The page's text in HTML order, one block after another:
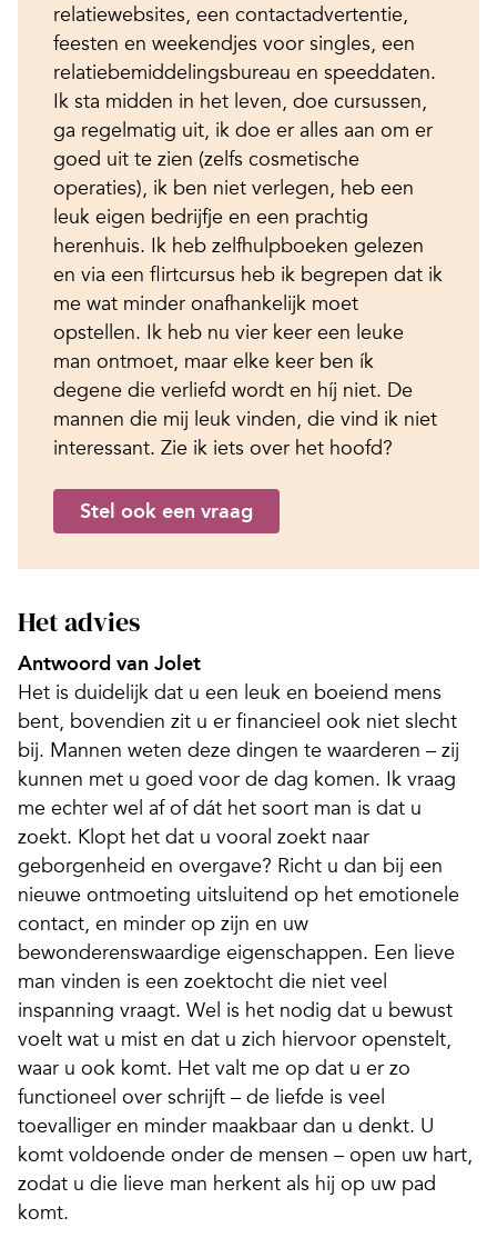
relatiewebsites, een contactadvertentie,
feesten en weekendjes voor singles, een
relatiebemiddelingsbureau en speeddaten.
Ik sta midden in het leven, doe cursussen,
ga regelmatig uit, ik doe er alles aan om er
goed uit te zien (zelfs cosmetische
operaties), ik ben niet verlegen, heb een
leuk eigen bedrijfje en een prachtig
herenhuis. Ik heb zelfhulpboeken gelezen
en via een flirtcursus heb ik begrepen dat ik
me wat minder onafhankelijk moet
opstellen. Ik heb nu vier keer een leuke
man ontmoet, maar elke keer ben ík
degene die verliefd wordt en híj niet. De
mannen die mij leuk vinden, die vind ik niet
interessant. Zie ik iets over het hoofd?
Stel ook een vraag
Het advies
Antwoord van Jolet
Het is duidelijk dat u een leuk en boeiend mens
bent, bovendien zit u er financieel ook niet slecht
bij. Mannen weten deze dingen te waarderen – zij
kunnen met u goed voor de dag komen. Ik vraag
me echter wel af of dát het soort man is dat u
zoekt. Klopt het dat u vooral zoekt naar
geborgenheid en overgave? Richt u dan bij een
nieuwe ontmoeting uitsluitend op het emotionele
contact, en minder op zijn en uw
bewonderenswaardige eigenschappen. Een lieve
man vinden is een zoektocht die niet veel
inspanning vraagt. Wel is het nodig dat u bewust
voelt wat u mist en dat u zich hiervoor openstelt,
waar u ook komt. Het valt me op dat u er zo
functioneel over schrijft – de liefde is veel
toevalliger en minder maakbaar dan u denkt. U
komt voldoende onder de mensen – open uw hart,
zodat u die lieve man herkent als hij op uw pad
komt.